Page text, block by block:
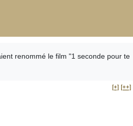
renommé le film "1 seconde pour te
[+] [++]